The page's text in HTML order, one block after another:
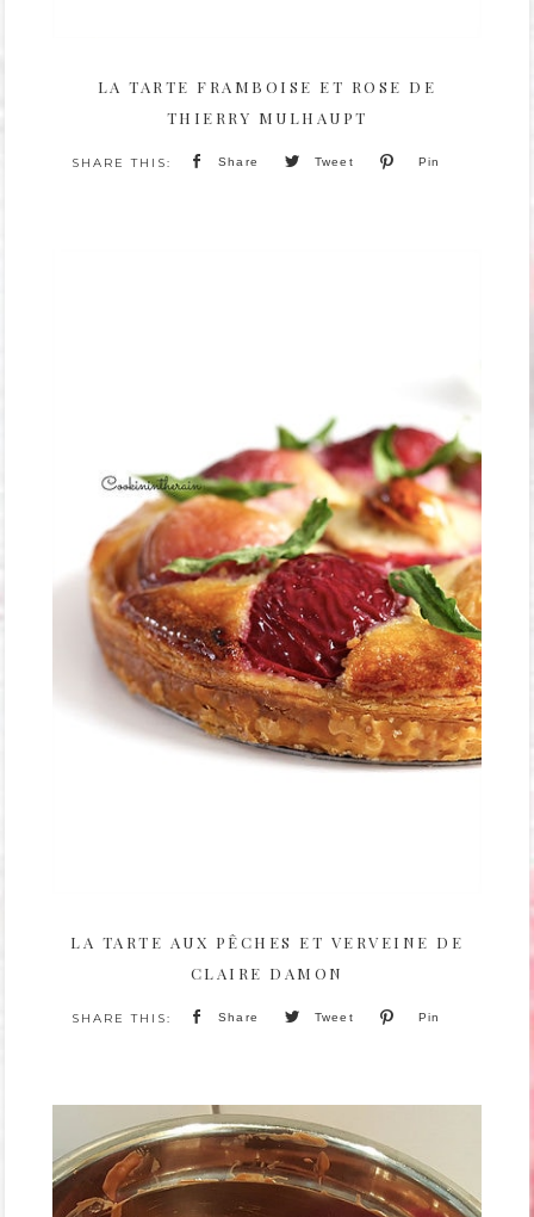
LA TARTE FRAMBOISE ET ROSE DE
THIERRY MULHAUPT
Share Tweet Pin
LA TARTE AUX PÊCHES ET VERVEINE DE
CLAIRE DAMON
Share Tweet Pin